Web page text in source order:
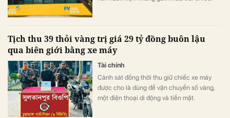
có khả năng mất vốn (nợ nhóm 5) tiếp tục
tăng gần 20%, lên sát 3.900 tỷ đồng.
Tịch thu 39 thỏi vàng trị giá 29 tỷ đồng buôn lậu
qua biên giới bằng xe máy
Tài chính
Cảnh sát đồng thời thu giữ chiếc xe máy
được cho là dùng để vận chuyển số vàng,
một điện thoại di động và tiền mặt.